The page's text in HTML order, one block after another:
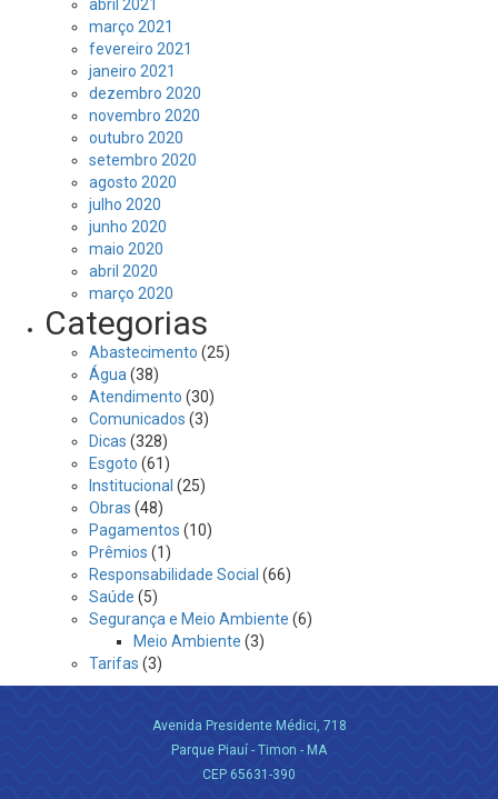
abril 2021
março 2021
fevereiro 2021
janeiro 2021
dezembro 2020
novembro 2020
outubro 2020
setembro 2020
agosto 2020
julho 2020
junho 2020
maio 2020
abril 2020
março 2020
Categorias
Abastecimento (25)
Água(38)
Atendimento (30)
Comunicados (3)
Dicas (328)
Esgoto (61)
Institucional (25)
Obras (48)
Pagamentos (10)
Prêmios (1)
Responsabilidade Social (66)
Saúde (5)
Segurança e Meio Ambiente (6)
Meio Ambiente (3)
Tarifas (3)
Avenida Presidente Médici, 718
Parque Piauí - Timon - MA
CEP 65631-390